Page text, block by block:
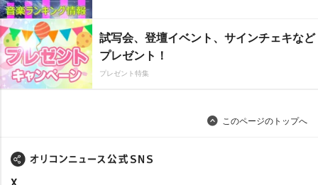
試写会、登壇イベント、サインチェキなど
プレゼント！
プレゼント特集
このページのトップへ